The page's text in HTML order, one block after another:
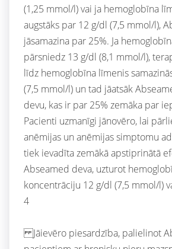
(1,25 mmol/l) vai ja hemoglobīna
augstāks par 12 g/dl (7,5 mmol/l),
jāsamazina par 25%. Ja
pārsniedz 13 g/dl (8,1 mmol/l),
līdz hemoglobīna līmenis
(7,5 mmol/l) un tad jāatsāk
devu, kas ir par 25% zemāka par
Pacienti uzmanīgi jānovēro, lai
anēmijas un anēmijas simptomu
tiek ievadīta zemākā apstiprinātā
Abseamed deva, uzturot
koncentrāciju 12 g/dl (7,5 mmol/l)
4
Jāievēro piesardzība, palielinot